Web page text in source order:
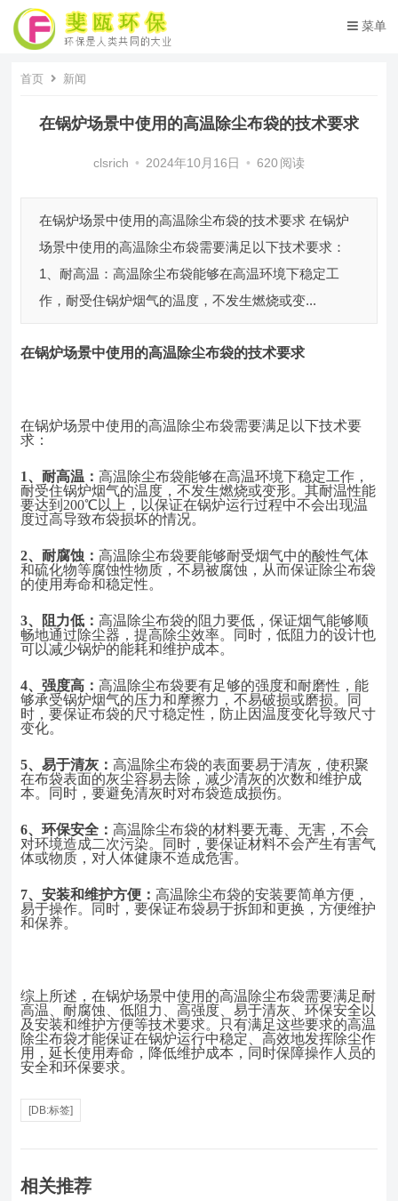
菜单
首页 新闻
在锅炉场景中使用的高温除尘布袋的技术要求
clsrich • 2024年10月16日 • 620 阅读
在锅炉场景中使用的高温除尘布袋的技术要求 在锅炉
场景中使用的高温除尘布袋需要满足以下技术要求：
1、耐高温：高温除尘布袋能够在高温环境下稳定工
作，耐受住锅炉烟气的温度，不发生燃烧或变...
在锅炉场景中使用的高温除尘布袋的技术要求
在锅炉场景中使用的高温除尘布袋需要满足以下技术要
求：
1、耐高温：高温除尘布袋能够在高温环境下稳定工作，
耐受住锅炉烟气的温度，不发生燃烧或变形。其耐温性能
要达到 200℃以上，以保证在锅炉运行过程中不会出现温
度过高导致布袋损坏的情况。
2、耐腐蚀：高温除尘布袋要能够耐受烟气中的酸性气体
和硫化物等腐蚀性物质，不易被腐蚀，从而保证除尘布袋
的使用寿命和稳定性。
3、 阻力低：高温除尘布袋的阻力要低，保证烟气能够顺
畅地通过除尘器，提高除尘效率。同时，低阻力的设计也
可以减少锅炉的能耗和维护成本。
4、强度高：高温除尘布袋要有足够的强度和耐磨性，能
够承受锅炉烟气的压力和摩擦力，不易破损或磨损。同
时，要保证布袋的尺寸稳定性，防止因温度变化导致尺寸
变化。
5、易于清灰：高温除尘布袋的表面要易于清灰，使积聚
在布袋表面的灰尘容易去除，减少清灰的次数和维护成
本。同时，要避免清灰时对布袋造成损伤。
6、环保安全：高温除尘布袋的材料要无毒、无害，不会
对环境造成二次污染。同时，要保证材料不会产生有害气
体或物质，对人体健康不造成危害。
7、安装和维护方便：高温除尘布袋的安装要简单方便，
易于操作。同时，要保证布袋易于拆卸和更换，方便维护
和保养。
综上所述，在锅炉场景中使用的高温除尘布袋需要满足耐
高温、耐腐蚀、低阻力、高强度、易于清灰、环保安全以
及安装和维护方便等技术要求。只有满足这些要求的高温
除尘布袋才能保证在锅炉运行中稳定、高效地发挥除尘作
用，延长使用寿命，降低维护成本，同时保障操作人员的
安全和环保要求。
[DB:标签]
相关推荐